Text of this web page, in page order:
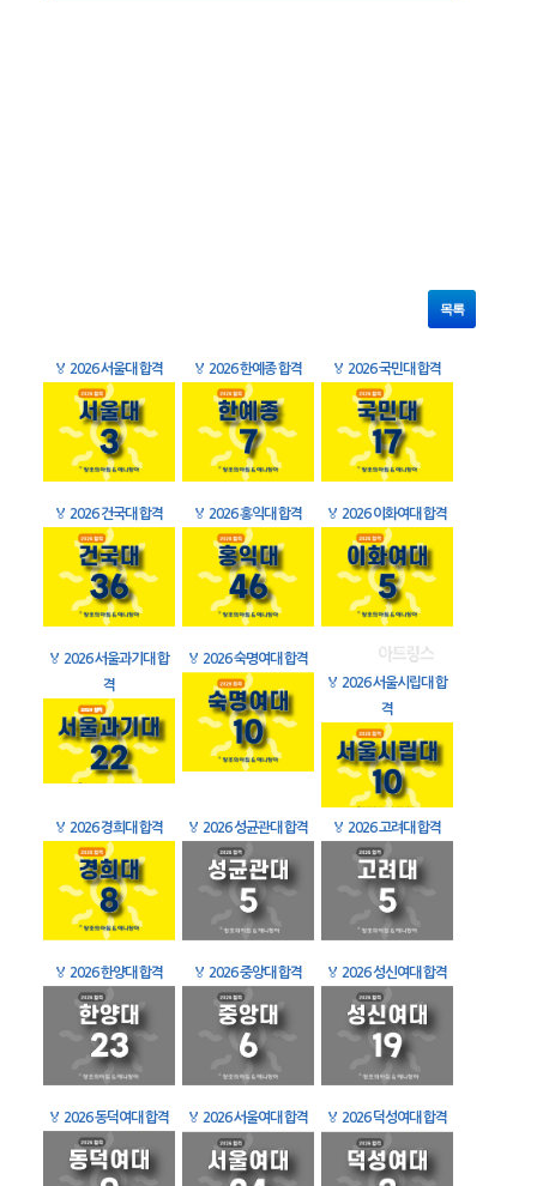
목록
🏅 2026 서울대 합격 🏅 2026 한예종 합격 🏅 2026 국민대 합격
🏅 2026 건국대 합격 🏅 2026 홍익대 합격 🏅 2026 이화여대 합격
🏅 2026 서울과기대 합
격
🏅 2026 숙명여대 합격
🏅 2026 서울시립대 합
격
🏅 2026 경희대 합격 🏅 2026 성균관대 합격 🏅 2026 고려대 합격
🏅 2026 한양대 합격 🏅 2026 중앙대 합격 🏅 2026 성신여대 합격
🏅 2026 동덕여대 합격 🏅 2026 서울여대 합격 🏅 2026 덕성여대 합격